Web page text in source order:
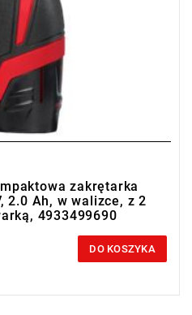
zakrętarka
2.0 Ah, w walizce, z 2
4933499690
DO KOSZYKA